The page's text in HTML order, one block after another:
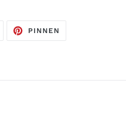
TWITTER
PINNEN